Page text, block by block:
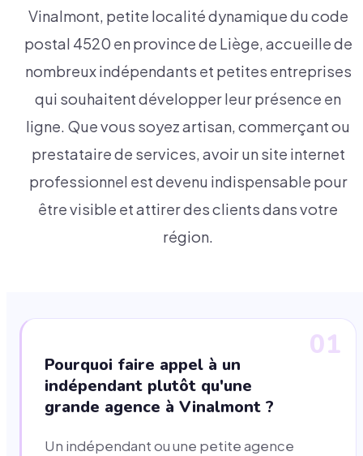
Vinalmont, petite localité dynamique du code
postal 4520 en province de Liège, accueille de
nombreux indépendants et petites entreprises
qui souhaitent développer leur présence en
ligne. Que vous soyez artisan, commerçant ou
prestataire de services, avoir un site internet
professionnel est devenu indispensable pour
être visible et attirer des clients dans votre
région.
01
Pourquoi faire appel à un
indépendant plutôt qu'une
grande agence à Vinalmont ?
Un indépendant ou une petite agence